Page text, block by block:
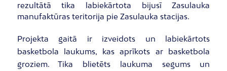
rezultātā tika labiekārtota bijusī Zasulauka
manufaktūras teritorija pie Zasulauka stacijas.
Projekta gaitā ir izveidots un labiekārtots
basketbola laukums, kas aprīkots ar basketbola
groziem. Tika blietēts laukuma segums un